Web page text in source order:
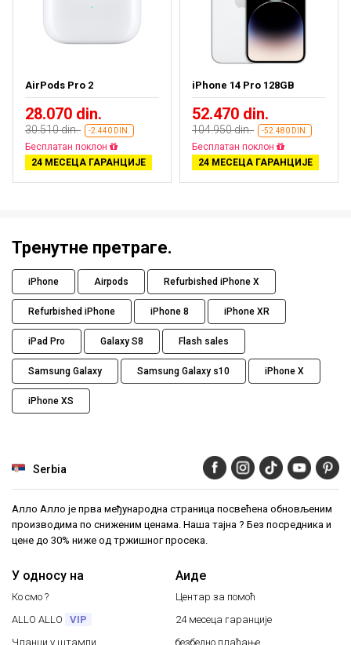
AirPods Pro 2
28.070 din.
30.510 din. -2.440 DIN.
Бесплатан поклон
24 МЕСЕЦА ГАРАНЦИЈЕ
iPhone 14 Pro 128GB
52.470 din.
104.950 din. -52.480 DIN.
Бесплатан поклон
24 МЕСЕЦА ГАРАНЦИЈЕ
Тренутне претраге.
iPhone Airpods Refurbished iPhone X
Refurbished iPhone iPhone 8 iPhone XR
iPad Pro Galaxy S8 Flash sales
Samsung Galaxy Samsung Galaxy s10 iPhone X
iPhone XS
Serbia
Алло Алло је прва међународна страница посвећена обновљеним
производима по сниженим ценама. Наша тајна ? Без посредника и
цене до 30% ниже од тржишног просека.
У односу на
Ко смо ?
ALLO ALLO
VIP
Чланци у штампи
Аиде
Центар за помоћ
24 месеца гаранције
безбедно плаћање